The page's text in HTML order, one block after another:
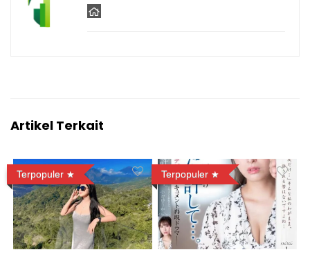
Artikel Terkait
Terpopuler Terpopuler